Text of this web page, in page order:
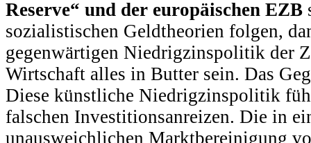
Reserve“ und der europäischen EZB
sozialistischen Geldtheorien folgen,
gegenwärtigen Niedrigzinspolitik der
Wirtschaft alles in Butter sein. Das
Diese künstliche Niedrigzinspolitik
falschen Investitionsanreizen. Die in
unausweichlichen Marktbereinigung